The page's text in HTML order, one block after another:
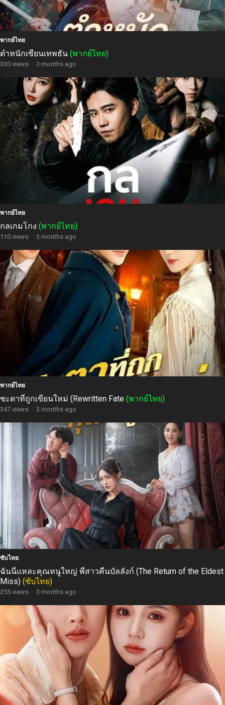
พากย์ไทย
ตำหนักเซียนเทพธัน (พากย์ไทย)
330 views · 3 months ago
พากย์ไทย
กลเกมโกง (พากย์ไทย)
110 views · 3 months ago
พากย์ไทย
ชะตาที่ถูกเขียนใหม่ (Rewritten Fate (พากย์ไทย)
347 views · 3 months ago
ซับไทย
ฉันนี่แหละคุณหนูใหญ่ พี่สาวคืนบัลลังก์ (The Return of the Eldest
Miss) (ซับไทย)
255 views · 3 months ago